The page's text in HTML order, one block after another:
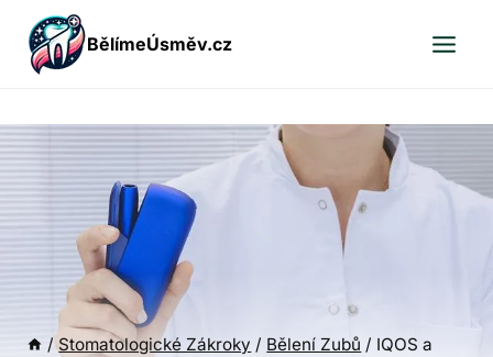
Přeskočit
obsah
BělímeÚsměv.cz
/ Stomatologické Zákroky / Bělení Zubů / IQOS a